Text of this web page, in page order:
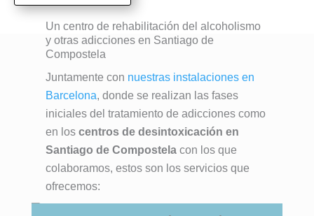
Un centro de rehabilitación del alcoholismo
y otras adicciones en Santiago de
Compostela
Juntamente con nuestras instalaciones en
Barcelona, donde se realizan las fases
iniciales del tratamiento de adicciones como
en los centros de desintoxicación en
Santiago de Compostela con los que
colaboramos, estos son los servicios que
ofrecemos: